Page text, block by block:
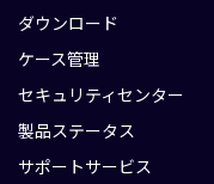
ダウンロード
ケース管理
セキュリティセンター
製品ステータス
サポートサービス